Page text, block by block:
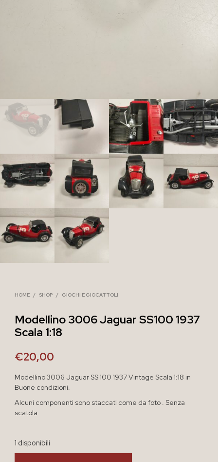
HOME / SHOP / GIOCHI E GIOCATTOLI
Modellino 3006 Jaguar SS100 1937
Scala 1:18
€20,00
Modellino 3006 Jaguar SS 100 1937 Vintage Scala 1:18 in
Buone condizioni.
Alcuni componenti sono staccati come da foto . Senza
scatola
1 disponibili